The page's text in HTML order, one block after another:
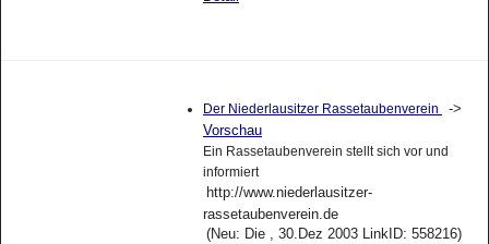
Der Niederlausitzer Rassetaubenverein
->
Vorschau
Ein Rassetaubenverein stellt sich vor und
informiert
http://www.niederlausitzer-
rassetaubenverein.de
(Neu: Die , 30.Dez 2003 LinkID: 558216)